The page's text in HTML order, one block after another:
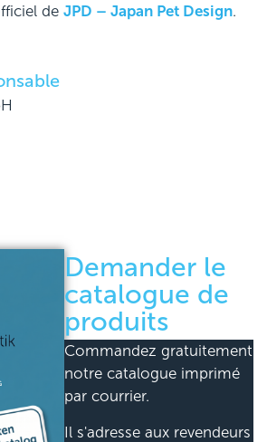
de JPD – Japan Pet Design.
Demander le
catalogue de
produits
Commandez gratuitement
notre catalogue imprimé
par courrier.
Il s'adresse aux revendeurs